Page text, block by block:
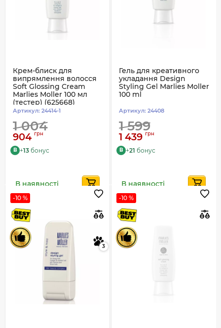
Крем-блиск для
випрямлення волосся
Soft Glossing Cream
Marlies Moller 100 мл
(тестер) (625668)
Артикул: 24414-1
1 004
904 грн
B +13 бонус
В наявності
Гель для креативного
укладання Design
Styling Gel Marlies Moller
100 ml
Артикул: 24408
1 599
1 439 грн
B +21 бонус
В наявності
-10 %
3
-10 %